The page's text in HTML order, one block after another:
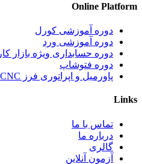
Online Platform
دوره آموزشی کورل
دوره آموزشی ورد
دوره حسابداری ویژه بازار کار
دوره فتوشاپ
پاورمیل و اپراتوری فرز CNC
Links
تماس با ما
درباره ما
گالری
آزمون آنلاین